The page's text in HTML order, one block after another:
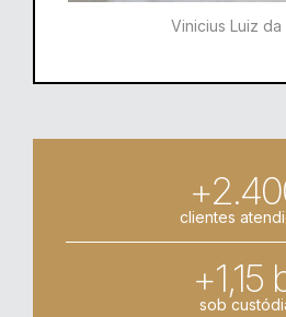
Vinicius Luiz da
clientes
+1,15
sob